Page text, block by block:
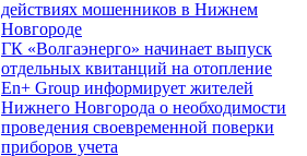
действиях мошенников в Нижнем
Новгороде
ГК «Волгаэнерго» начинает выпуск
отдельных квитанций на отопление
En+ Group информирует жителей
Нижнего Новгорода о необходимости
проведения своевременной поверки
приборов учета